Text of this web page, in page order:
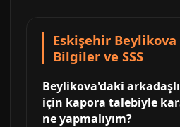
Eskişehir
Bilgiler ve SSS
Beylikova'daki
için kapora talebiyle
ne yapmalıyım?